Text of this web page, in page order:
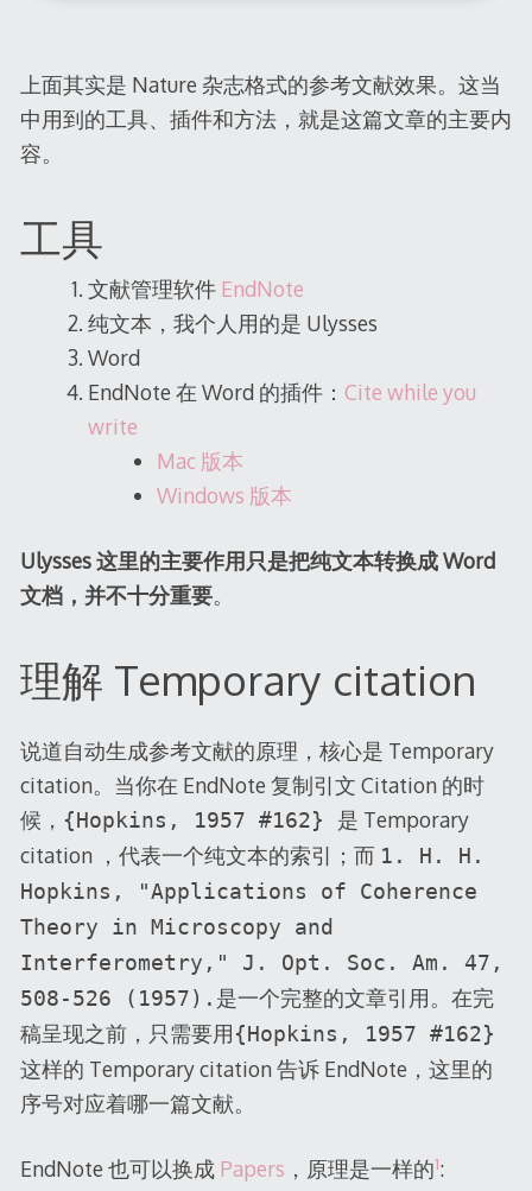
上面其实是 Nature 杂志格式的参考文献效果。这当
中用到的工具、插件和方法，就是这篇文章的主要内
容。
工具
文献管理软件 EndNote
纯文本，我个人用的是 Ulysses
Word
EndNote 在 Word 的插件：Cite while you
write
Mac 版本
Windows 版本
Ulysses 这里的主要作用只是把纯文本转换成 Word
文档，并不十分重要。
理解 Temporary citation
说道自动生成参考文献的原理，核心是 Temporary
citation。当你在 EndNote 复制引文 Citation 的时
候， {Hopkins, 1957 #162} 是 Temporary
citation ，代表一个纯文本的索引；而 1. H. H.
Hopkins, "Applications of Coherence
Theory in Microscopy and
Interferometry," J. Opt. Soc. Am. 47,
508-526 (1957). 是一个完整的文章引用。在完
稿呈现之前，只需要用 {Hopkins, 1957 #162}
这样的 Temporary citation 告诉 EndNote，这里的
序号对应着哪一篇文献。
EndNote 也可以换成 Papers ，原理是一样的1: